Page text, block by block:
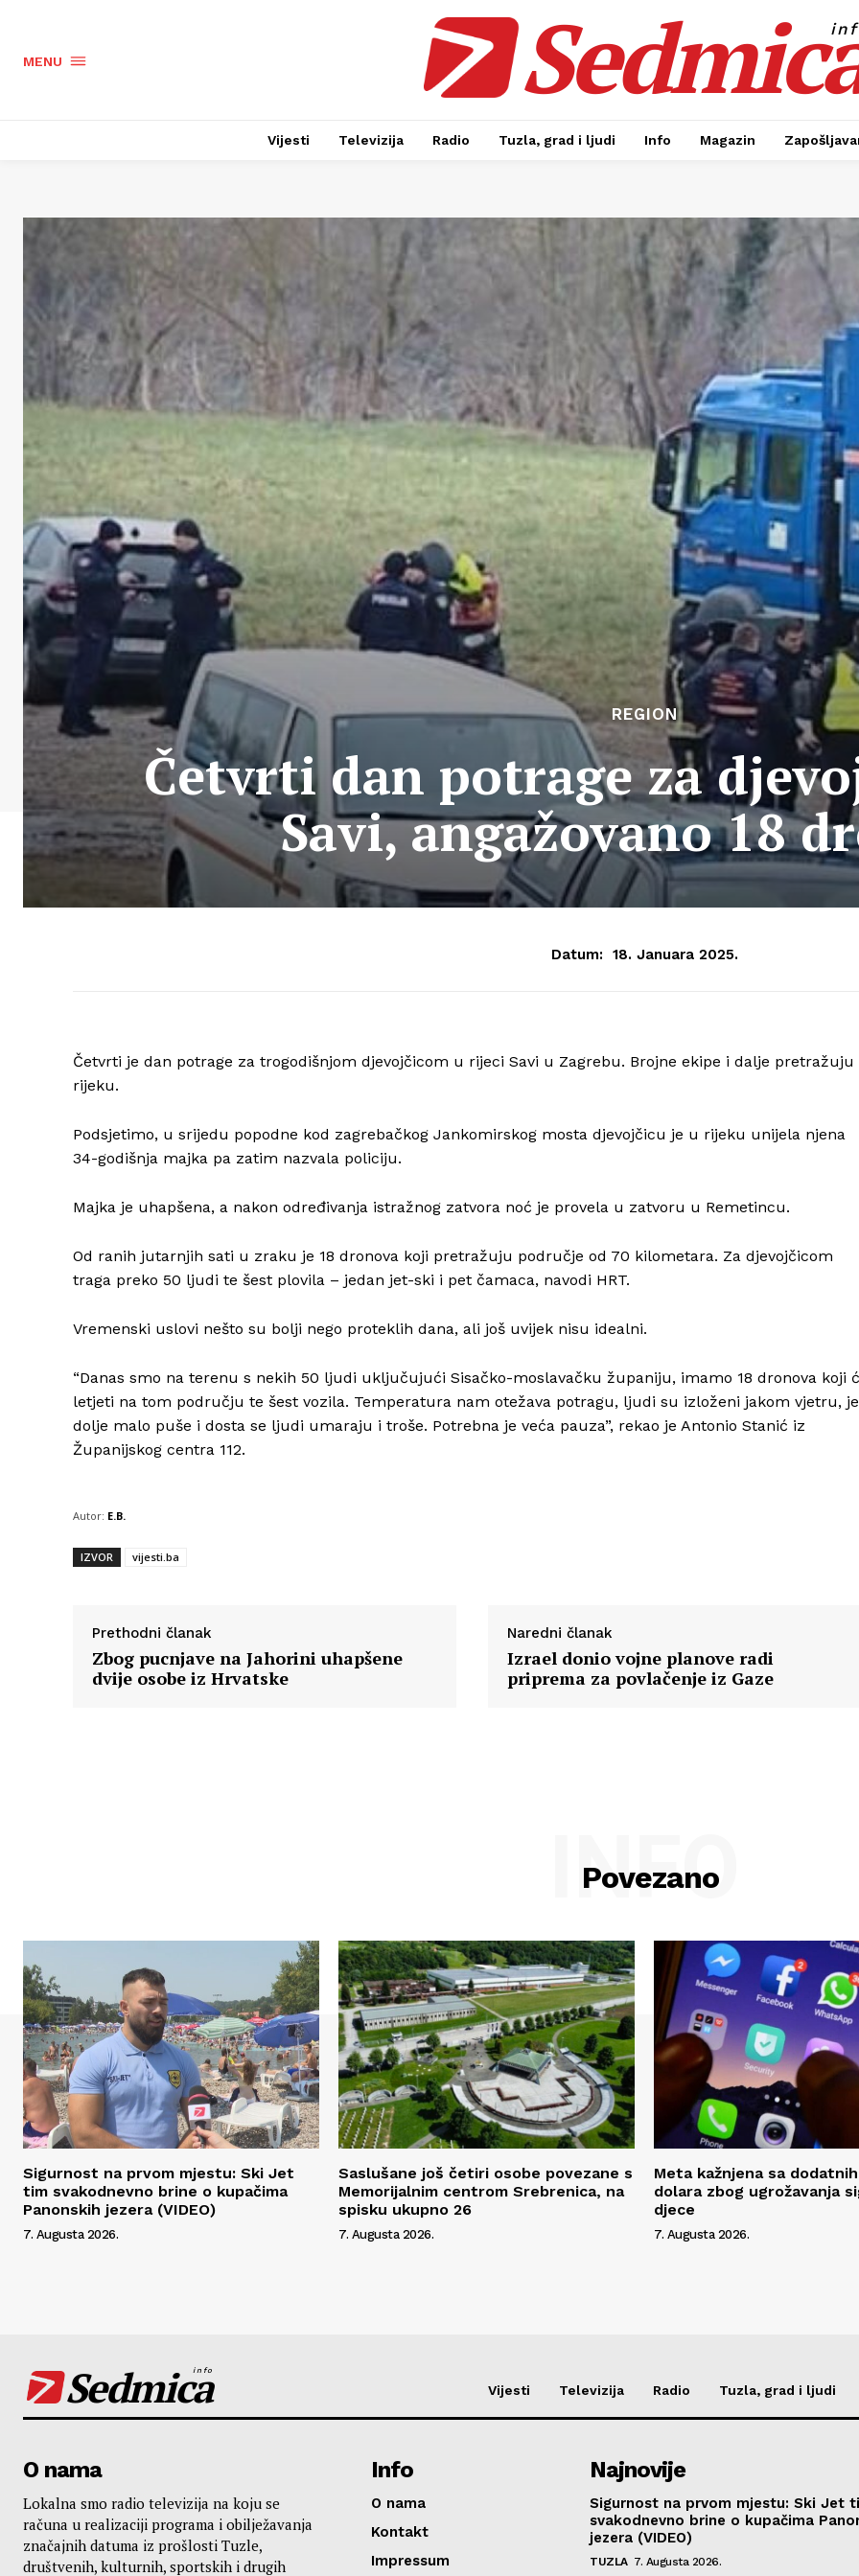
Info
O nama
Kontakt
MENU
Vijesti Televizija Radio Tuzla, grad i ljudi Info Magazin
REGION
Četvrti dan potrage za
Savi, angažovano 18
Datum: 18. Januara 2025.
Četvrti je dan potrage za trogodišnjom djevojčicom u rijeci Savi u Zagrebu. Brojne ekipe i dalje pretražuju
rijeku.
Podsjetimo, u srijedu popodne kod zagrebačkog Jankomirskog mosta djevojčicu je u rijeku unijela njena
34-godišnja majka pa zatim nazvala policiju.
Majka je uhapšena, a nakon određivanja istražnog zatvora noć je provela u zatvoru u Remetincu.
Od ranih jutarnjih sati u zraku je 18 dronova koji pretražuju područje od 70 kilometara. Za djevojčicom
traga preko 50 ljudi te šest plovila – jedan jet-ski i pet čamaca, navodi HRT.
Vremenski uslovi nešto su bolji nego proteklih dana, ali još uvijek nisu idealni.
“Danas smo na terenu s nekih 50 ljudi uključujući Sisačko-moslavačku županiju, imamo 18 dronova koji
letjeti na tom području te šest vozila. Temperatura nam otežava potragu, ljudi su izloženi jakom vjetru,
dolje malo puše i dosta se ljudi umaraju i troše. Potrebna je veća pauza”, rekao je Antonio Stanić iz
Županijskog centra 112.
Autor: E.B.
IZVOR vijesti.ba
Prethodni članak
Zbog pucnjave na Jahorini uhapšene
dvije osobe iz Hrvatske
Naredni članak
Izrael donio vojne planove radi
priprema za povlačenje iz Gaze
Povezano
INFO
Sigurnost na prvom mjestu: Ski Jet
tim svakodnevno brine o kupačima
Panonskih jezera (VIDEO)
7. Augusta 2026.
Saslušane još četiri osobe povezane s
Memorijalnim centrom Srebrenica, na
spisku ukupno 26
7. Augusta 2026.
Meta kažnjena sa
dolara zbog ugrožavanja
djece
7. Augusta 2026.
Sedmica
info
Vijesti Televizija Radio Tuzla, grad i ljudi
O nama
Lokalna smo radio televizija na koju se
računa u realizaciji programa i obilježavanja
značajnih datuma iz prošlosti Tuzle,
društvenih, kulturnih, sportskih i drugih
Info
O nama
Kontakt
Impressum
Najnovije
Sigurnost na prvom mjestu: Ski Jet
svakodnevno brine o kupačima
jezera (VIDEO)
TUZLA 7. Augusta 2026.